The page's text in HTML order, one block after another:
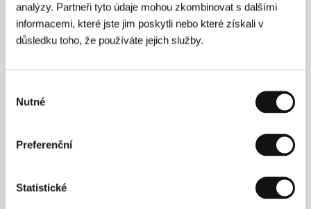
analýzy. Partneři tyto údaje mohou zkombinovat s dalšími
informacemi, které jste jim poskytli nebo které získali v
důsledku toho, že používáte jejich služby.
souhlasu
Nutné
Preferenční
Statistické
Růže z Andalusie
(La Chatte Andalouse)
Režie: Virgil Widrich / Rakousko, Lucembursko, 2003,